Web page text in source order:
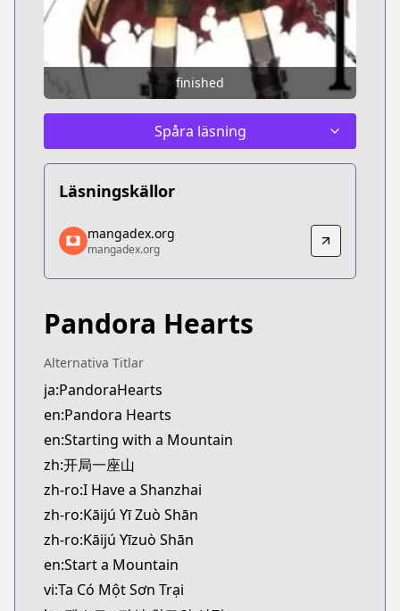
finished
Spåra läsning
Läsningskällor
mangadex.org
mangadex.org
https://mangadex.org/title/c00cc3d9-f7c7-46da-
mangadex.org
mangadex.org
Pandora Hearts
Alternativa Titlar
ja:PandoraHearts
en:Pandora Hearts
en:Starting with a Mountain
zh:开局一座山
zh-ro:I Have a Shanzhai
zh-ro:Kāijú Yī Zuò Shān
zh-ro:Kāijú Yīzuò Shān
en:Start a Mountain
vi:Ta Có Một Sơn Trại